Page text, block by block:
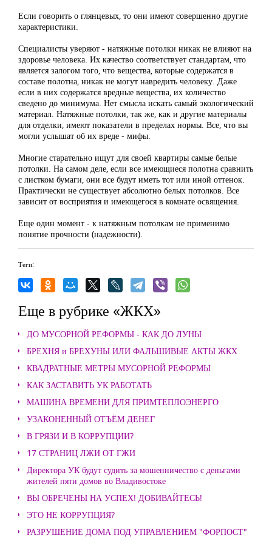
Если говорить о глянцевых, то они имеют совершенно другие
характеристики.
Специалисты уверяют - натяжные потолки никак не влияют на
здоровье человека. Их качество соответствует стандартам, что
является залогом того, что вещества, которые содержатся в
составе полотна, никак не могут навредить человеку. Даже
если в них содержатся вредные вещества, их количество
сведено до минимума. Нет смысла искать самый экологический
материал. Натяжные потолки, так же, как и другие материалы
для отделки, имеют показатели в пределах нормы. Все, что вы
могли услышат об их вреде - мифы.
Многие старательно ищут для своей квартиры самые белые
потолки. На самом деле, если все имеющиеся полотна сравнить
с листком бумаги, они все будут иметь тот или иной оттенок.
Практически не существует абсолютно белых потолков. Все
зависит от восприятия и имеющегося в комнате освящения.
Еще один момент - к натяжным потолкам не применимо
понятие прочности (надежности).
Теги:
Еще в рубрике «ЖКХ»
ДО МУСОРНОЙ РЕФОРМЫ - КАК ДО ЛУНЫ
БРЕХНЯ и БРЕХУНЫ ИЛИ ФАЛЬШИВЫЕ АКТЫ ЖКХ
КВАДРАТНЫЕ МЕТРЫ МУСОРНОЙ РЕФОРМЫ
КАК ЗАСТАВИТЬ УК РАБОТАТЬ
МАШИНА ВРЕМЕНИ ДЛЯ ПРИМТЕПЛОЭНЕРГО
УЗАКОНЕННЫЙ ОТЪЁМ ДЕНЕГ
В ГРЯЗИ И В КОРРУПЦИИ?
17 СТРАНИЦ ЛЖИ ОТ ГЖИ
Директора УК будут судить за мошенничество с деньгами
жителей пяти домов во Владивостоке
ВЫ ОБРЕЧЕНЫ НА УСПЕХ! ДОБИВАЙТЕСЬ!
ЭТО НЕ КОРРУПЦИЯ?
РАЗРУШЕНИЕ ДОМА ПОД УПРАВЛЕНИЕМ "ФОРПОСТ"